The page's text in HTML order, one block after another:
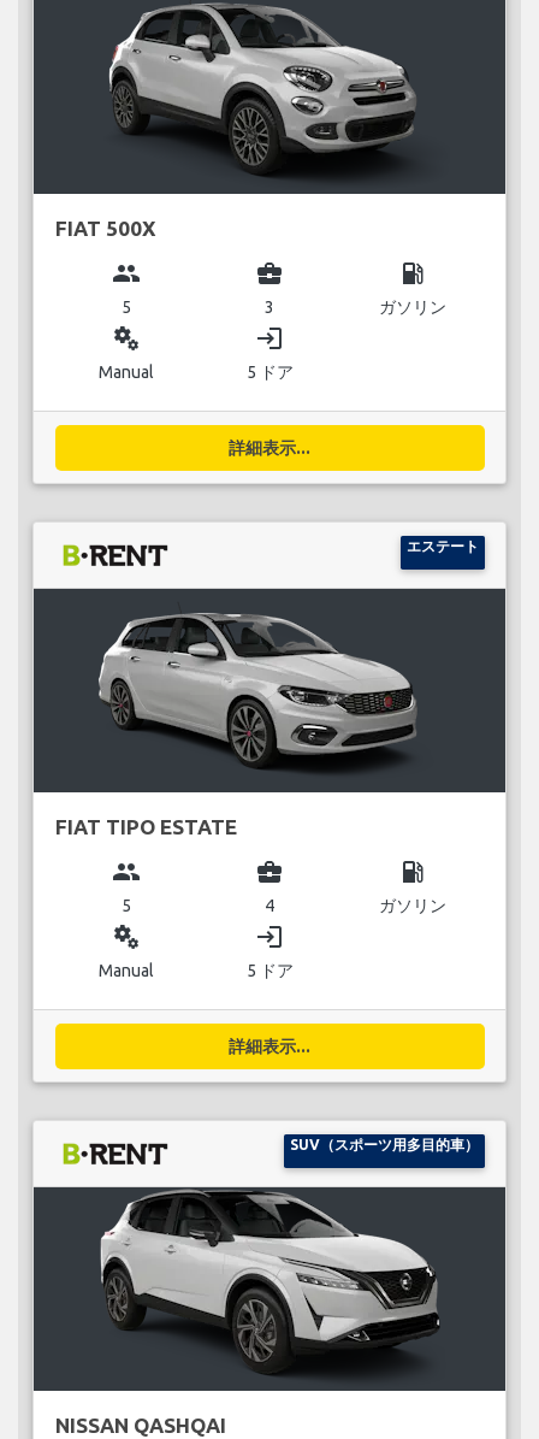
FIAT 500X
group
5
business_center
3
local_gas_station
ガソリン
miscellaneous_services
Manual
login
5 ドア
詳細表示...
エステート
FIAT TIPO ESTATE
group
5
business_center
4
local_gas_station
ガソリン
miscellaneous_services
Manual
login
5 ドア
詳細表示...
SUV（スポーツ用多目的車）
NISSAN QASHQAI